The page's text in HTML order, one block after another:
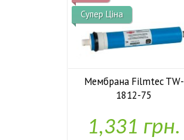
Супер Ціна
Мембрана Filmtec TW-
1812-75
 У наявності
1,331 грн.